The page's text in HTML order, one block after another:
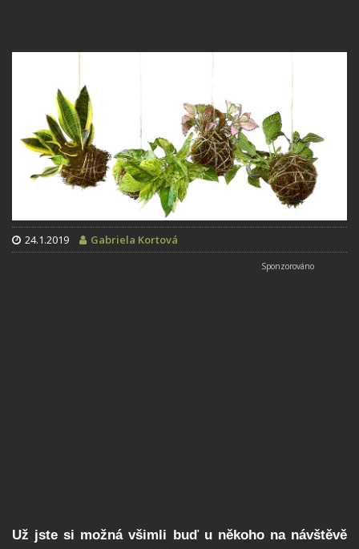
24.1.2019 Gabriela Kortová
Už jste si možná všimli buď u někoho na návštěvě